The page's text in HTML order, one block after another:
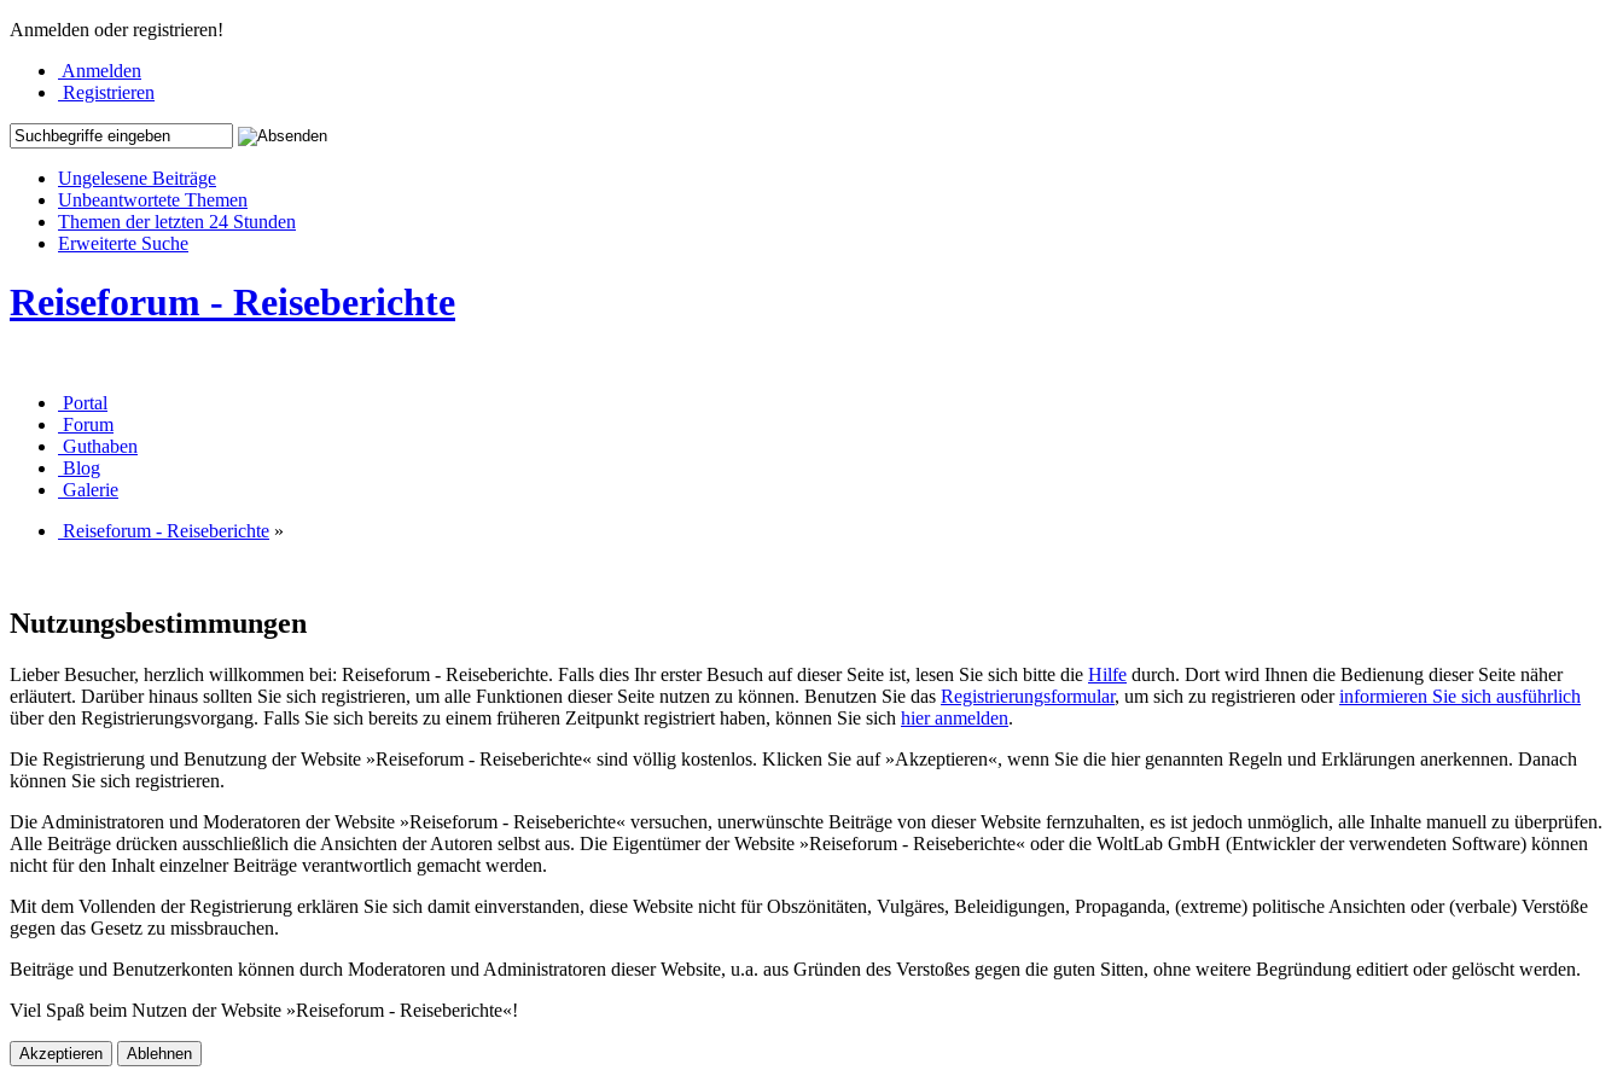
Anmelden oder registrieren!
Anmelden
Registrieren
Ungelesene Beiträge
Unbeantwortete Themen
Themen der letzten 24 Stunden
Erweiterte Suche
Reiseforum - Reiseberichte
Portal
Forum
Guthaben
Blog
Galerie
Reiseforum - Reiseberichte »
Nutzungsbestimmungen
Lieber Besucher, herzlich willkommen bei: Reiseforum - Reiseberichte. Falls dies Ihr erster Besuch auf dieser Seite ist, lesen Sie sich bitte die Hilfe durch. Dort wird Ihnen die Bedienung dieser Seite näher
erläutert. Darüber hinaus sollten Sie sich registrieren, um alle Funktionen dieser Seite nutzen zu können. Benutzen Sie das Registrierungsformular, um sich zu registrieren oderinformieren Sie sich ausführlich
über den Registrierungsvorgang. Falls Sie sich bereits zu einem früheren Zeitpunkt registriert haben, können Sie sich hier anmelden.
Die Registrierung und Benutzung der Website »Reiseforum - Reiseberichte« sind völlig kostenlos. Klicken Sie auf »Akzeptieren«, wenn Sie die hier genannten Regeln und Erklärungen anerkennen. Danach
können Sie sich registrieren.
Die Administratoren und Moderatoren der Website »Reiseforum - Reiseberichte« versuchen, unerwünschte Beiträge von dieser Website fernzuhalten, es ist jedoch unmöglich, alle Inhalte manuell zu überprüfen.
Alle Beiträge drücken ausschließlich die Ansichten der Autoren selbst aus. Die Eigentümer der Website »Reiseforum - Reiseberichte« oder die WoltLab GmbH (Entwickler der verwendeten Software) können
nicht für den Inhalt einzelner Beiträge verantwortlich gemacht werden.
Mit dem Vollenden der Registrierung erklären Sie sich damit einverstanden, diese Website nicht für Obszönitäten, Vulgäres, Beleidigungen, Propaganda, (extreme) politische Ansichten oder (verbale) Verstöße
gegen das Gesetz zu missbrauchen.
Beiträge und Benutzerkonten können durch Moderatoren und Administratoren dieser Website, u.a. aus Gründen des Verstoßes gegen die guten Sitten, ohne weitere Begründung editiert oder gelöscht werden.
Viel Spaß beim Nutzen der Website »Reiseforum - Reiseberichte«!